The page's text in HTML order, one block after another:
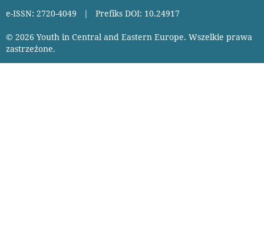
e-ISSN: 2720-4049 | Prefiks DOI: 10.24917
© 2026 Youth in Central and Eastern Europe. Wszelkie prawa
zastrzeżone.